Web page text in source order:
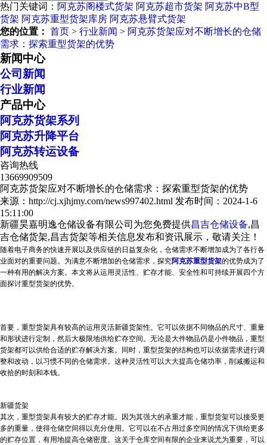
热门关键词： 阿克苏阁楼式货架 阿克苏超市货架 阿克苏中B型
货架 阿克苏重型货架库房 阿克苏悬臂式货架
您的位置： 首页 > 行业新闻 > 阿克苏货架应对不断增长的仓储
需求：探索重型货架的优势
新闻中心
公司新闻
行业新闻
产品中心
阿克苏货架系列
阿克苏升降平台
阿克苏转运设备
咨询热线
13669909509
阿克苏货架应对不断增长的仓储需求：探索重型货架的优势
来源：http://cj.xjhjmy.com/news997402.html 发布时间：2024-1-6
15:11:00
新疆昊嘉明逸仓储设备有限公司为您免费提供昌吉仓储设备,昌
吉仓储货架,昌吉货架等相关信息发布和资讯展示，敬请关注！
随着电子商务的快速开展以及供应链的日益复杂化，仓储需求不断增加成为了各行各
业面对的重要问题。为满意不断增加的仓储需求，探究阿克苏重型货架的优势成为了
一种有用的解决方案。本文将从运用灵活性、贮存才能、安全性和可持续开展四个方
面探讨重型货架的优势。
首要，重型货架具有较高的运用灵活新疆货架性。它可以依据不同物品的尺寸、重量
和形状进行定制，然后大极限地供给贮存空间。无论是大件物品仍是小件物品，重型
货架都可以供给合适的贮存解决方案。同时，重型货架的结构也可以依据需求进行调
整和改动，以习惯不同的仓储需求。这种灵活性可以大大提高仓储功率，削减搬运和
收拾的时刻和本钱。
新疆货架
其次，重型货架具有较大的贮存才能。因为其强大的承重才能，重型货架可以接受更
多的重量，使得仓储空间得以充分使用。它可以在不占用过多空间的情况下供给更多
的贮存位置，有用地提高仓储密度。这关于仓库空间有限的企业来说尤为重要，可以